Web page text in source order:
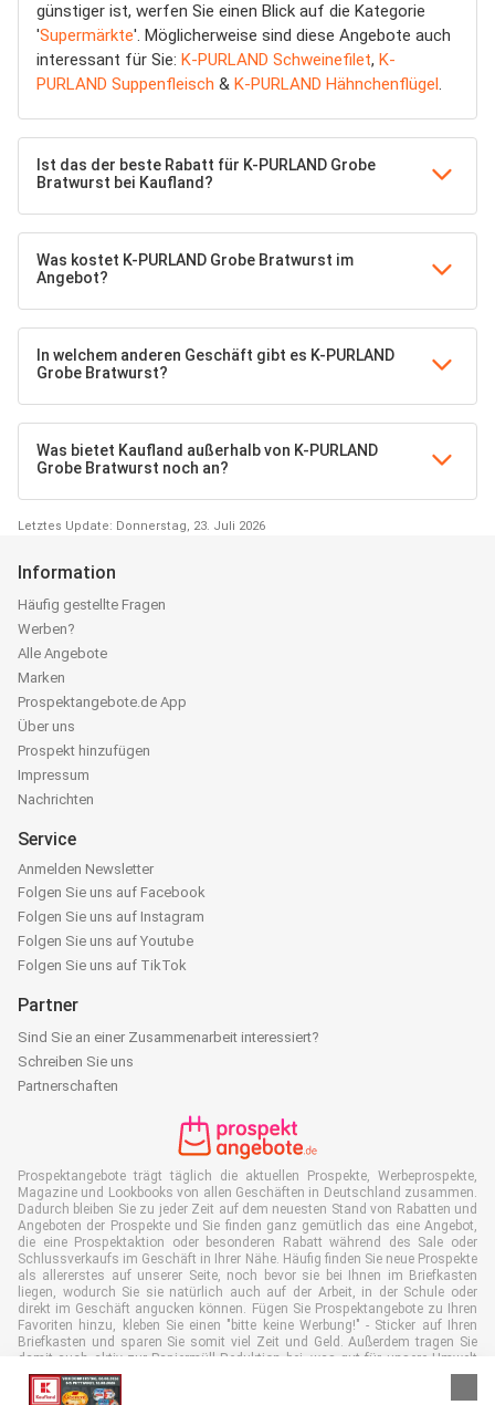
günstiger ist, werfen Sie einen Blick auf die Kategorie
'Supermärkte'. Möglicherweise sind diese Angebote auch
interessant für Sie: K-PURLAND Schweinefilet, K-
PURLAND Suppenfleisch & K-PURLAND Hähnchenflügel.
Ist das der beste Rabatt für K-PURLAND Grobe
Bratwurst bei Kaufland?
Was kostet K-PURLAND Grobe Bratwurst im
Angebot?
In welchem anderen Geschäft gibt es K-PURLAND
Grobe Bratwurst?
Was bietet Kaufland außerhalb von K-PURLAND
Grobe Bratwurst noch an?
Letztes Update: Donnerstag, 23. Juli 2026
Information
Häufig gestellte Fragen
Werben?
Alle Angebote
Marken
Prospektangebote.de App
Über uns
Prospekt hinzufügen
Impressum
Nachrichten
Service
Anmelden Newsletter
Folgen Sie uns auf Facebook
Folgen Sie uns auf Instagram
Folgen Sie uns auf Youtube
Folgen Sie uns auf TikTok
Partner
Sind Sie an einer Zusammenarbeit interessiert?
Schreiben Sie uns
Partnerschaften
Prospektangebote trägt täglich die aktuellen Prospekte, Werbeprospekte,
Magazine und Lookbooks von allen Geschäften in Deutschland zusammen.
Dadurch bleiben Sie zu jeder Zeit auf dem neuesten Stand von Rabatten und
Angeboten der Prospekte und Sie finden ganz gemütlich das eine Angebot,
die eine Prospektaktion oder besonderen Rabatt während des Sale oder
Schlussverkaufs im Geschäft in Ihrer Nähe. Häufig finden Sie neue Prospekte
als allererstes auf unserer Seite, noch bevor sie bei Ihnen im Briefkasten
liegen, wodurch Sie sie natürlich auch auf der Arbeit, in der Schule oder
direkt im Geschäft angucken können. Fügen Sie Prospektangebote zu Ihren
Favoriten hinzu, kleben Sie einen "bitte keine Werbung!" - Sticker auf Ihren
Briefkasten und sparen Sie somit viel Zeit und Geld. Außerdem tragen Sie
damit auch aktiv zur Papiermüll Reduktion bei, was gut für unsere Umwelt
ist.